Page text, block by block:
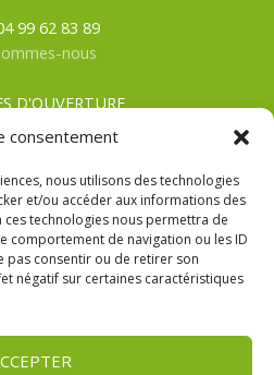
consentement
nous utilisons des technologies
et/ou accéder aux informations des
technologies nous permettra de
comportement de navigation ou les ID
pas consentir ou de retirer son
négatif sur certaines caractéristiques
99 62 83 89
nous
D'OUVERTURE
au samedi
8h00 à 19h00
CGV
Légales
confidentialité